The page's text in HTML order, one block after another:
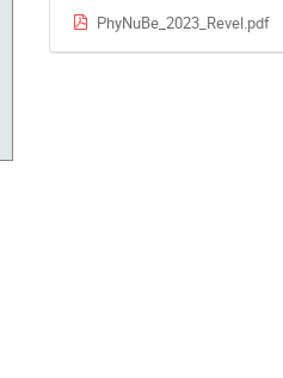
PhyNuBe_2023_Revel.pdf